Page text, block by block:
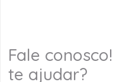
Fale
te ajudar?